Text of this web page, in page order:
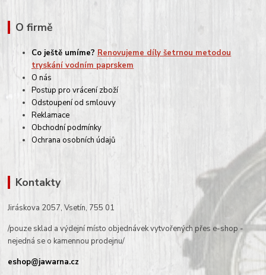
O firmě
Co ještě umíme? Renovujeme díly šetrnou metodou
tryskání vodním paprskem
O nás
Postup pro vrácení zboží
Odstoupení od smlouvy
Reklamace
Obchodní podmínky
Ochrana osobních údajů
Kontakty
Jiráskova 2057, Vsetín, 755 01
/pouze sklad a výdejní místo objednávek vytvořených přes e-shop -
nejedná se o kamennou prodejnu/
eshop@jawarna.cz